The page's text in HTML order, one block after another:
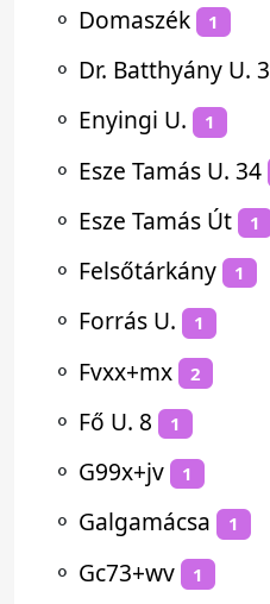
⚬ Domaszék 1
⚬ Dr. Batthyány U. 3
⚬ Enyingi U. 1
⚬ Esze Tamás U. 34
⚬ Esze Tamás Út 1
⚬ Felsőtárkány 1
⚬ Forrás U. 1
⚬ Fvxx+mx 2
⚬ Fő U. 8 1
⚬ G99x+jv 1
⚬ Galgamácsa 1
⚬ Gc73+wv 1